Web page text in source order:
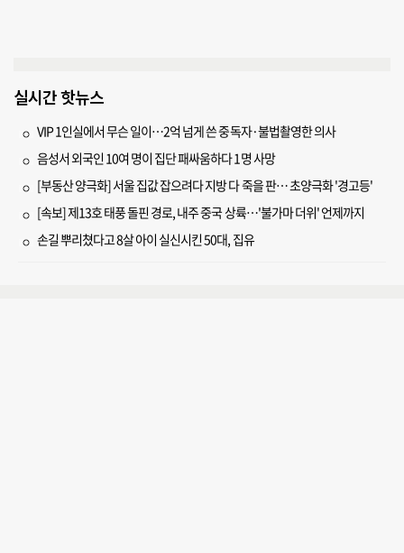
실시간 핫뉴스
VIP 1인실에서 무슨 일이…2억 넘게 쓴 중독자·불법촬영한 의사
음성서 외국인 10여 명이 집단 패싸움하다 1명 사망
[부동산 양극화] 서울 집값 잡으려다 지방 다 죽을 판… 초양극화 '경고등'
[속보] 제13호 태풍 돌핀 경로, 내주 중국 상륙…'불가마 더위' 언제까지
손길 뿌리쳤다고 8살 아이 실신시킨 50대, 집유